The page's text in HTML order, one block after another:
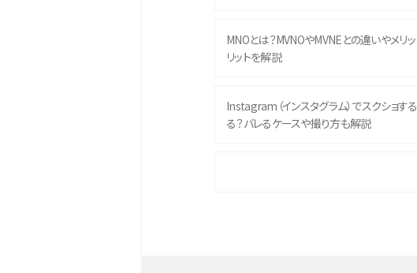
MNOとは？MVNOやMVNEとの違いやメリッ
リットを解説
Instagram（インスタグラム）でスクショす
る？バレるケースや撮り方も解説